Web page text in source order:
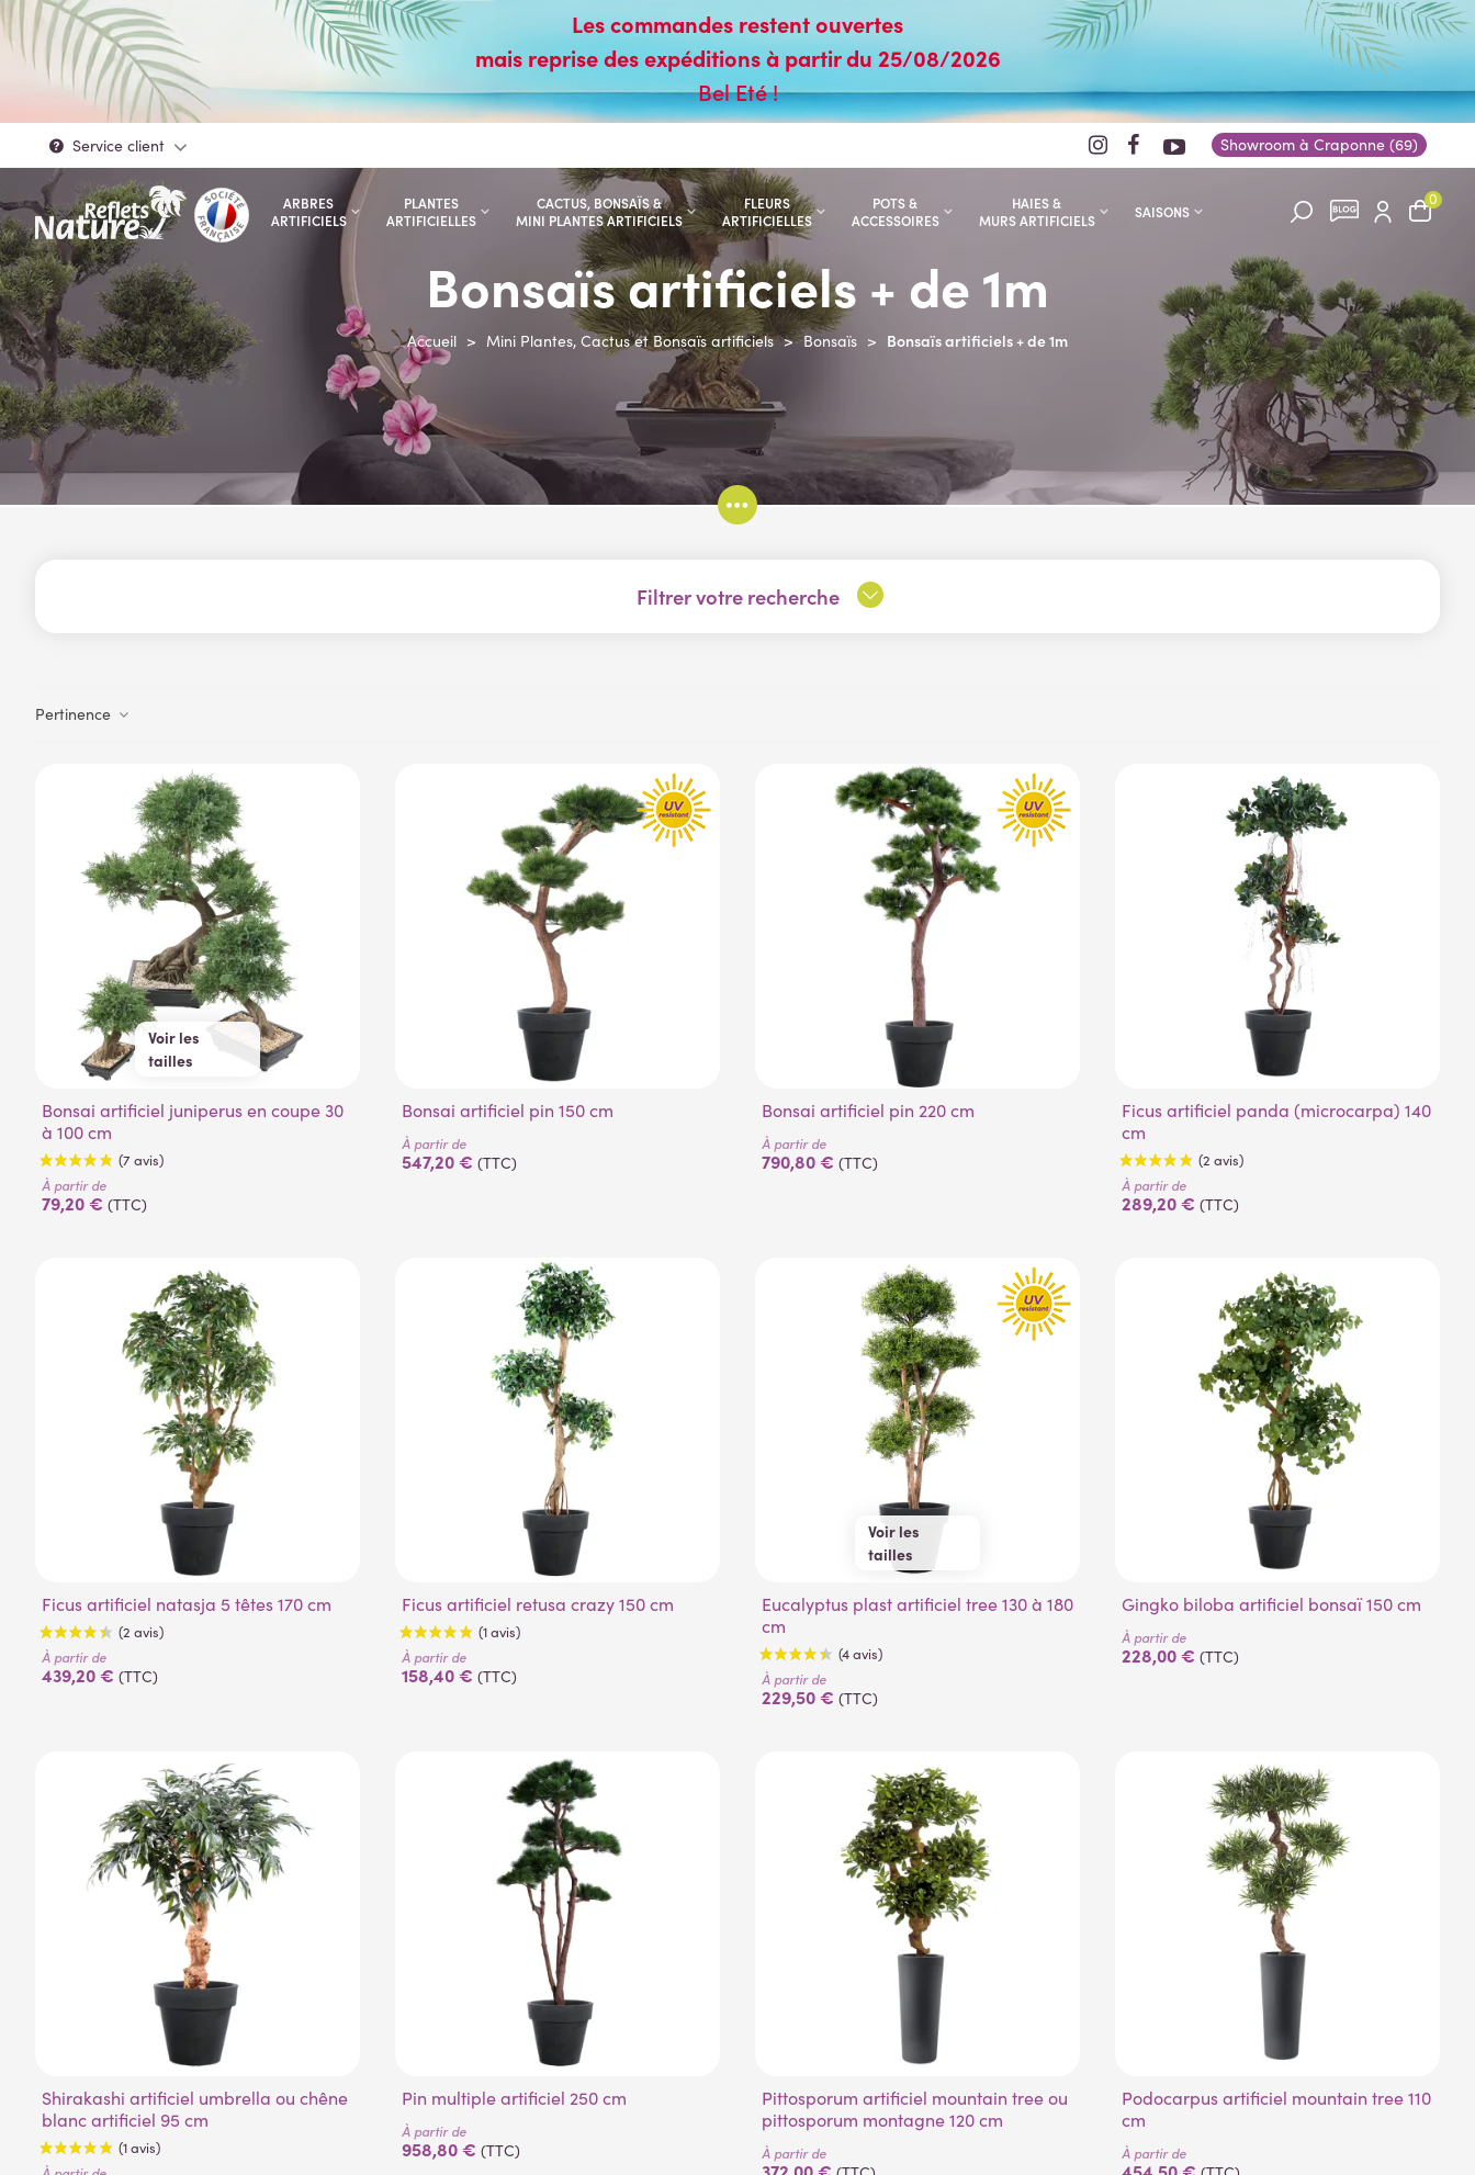
Les commandes restent ouvertes
mais reprise des expéditions à partir du 25/08/2026
Bel Eté !
Service client Showroom à Craponne (69)
ARBRES
ARTIFICIELS
PLANTES
ARTIFICIELLES
CACTUS, BONSAÏS &
MINI PLANTES ARTIFICIELS
FLEURS
ARTIFICIELLES
POTS &
ACCESSOIRES
HAIES &
MURS ARTIFICIELS
SAISONS
0
Bonsaïs artificiels + de 1m
Accueil > Mini Plantes, Cactus et Bonsaïs artificiels > Bonsaïs > Bonsaïs artificiels + de 1m
Filtrer votre recherche
Pertinence
Voir les
tailles
100 cm
Bonsai artificiel juniperus en coupe 30
à 100 cm
À partir de
79,20 € (TTC)
Bonsai artificiel pin 150 cm
À partir de
547,20 € (TTC)
Bonsai artificiel pin 220 cm
À partir de
790,80 € (TTC)
Ficus artificiel panda (microcarpa) 140
cm
À partir de
289,20 € (TTC)
Ficus artificiel natasja 5 têtes 170 cm
(2 avis)
À partir de
439,20 € (TTC)
Ficus artificiel retusa crazy 150 cm
(1 avis)
À partir de
158,40 € (TTC)
Voir les
tailles
130 cm150 cm
180 cm
Eucalyptus plast artificiel tree 130 à 180
cm
(4 avis)
À partir de
229,50 € (TTC)
Gingko biloba artificiel bonsaï 150 cm
À partir de
228,00 € (TTC)
Shirakashi artificiel umbrella ou chêne
blanc artificiel 95 cm
Pin multiple artificiel 250 cm
À partir de
958,80 € (TTC)
Pittosporum artificiel mountain tree ou
pittosporum montagne 120 cm
À partir de
Podocarpus artificiel mountain tree 110
cm
À partir de